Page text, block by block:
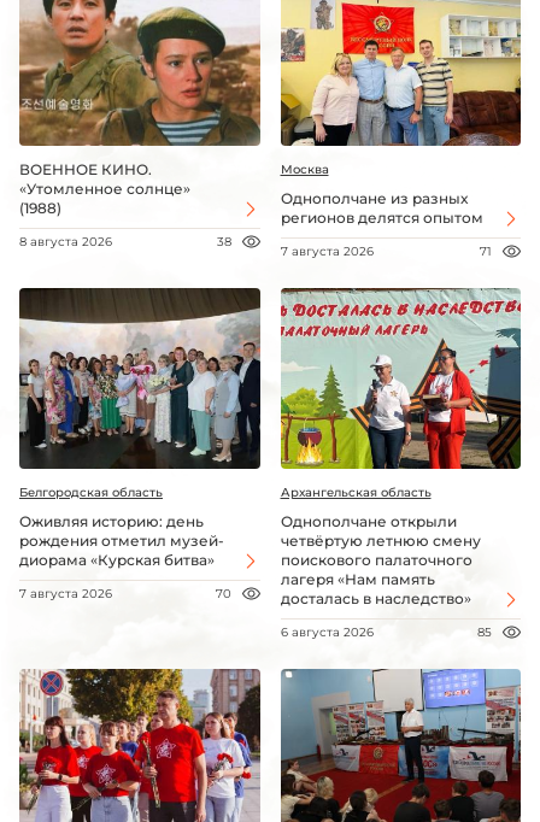
ВОЕННОЕ КИНО.
«Утомленное солнце»
(1988)
8 августа 2026 38
Москва
Однополчане из разных
регионов делятся опытом
7 августа 2026 71
Белгородская область
Оживляя историю: день
рождения отметил музей-
диорама «Курская битва»
7 августа 2026 70
Архангельская область
Однополчане открыли
четвёртую летнюю смену
поискового палаточного
лагеря «Нам память
досталась в наследство»
6 августа 2026 85